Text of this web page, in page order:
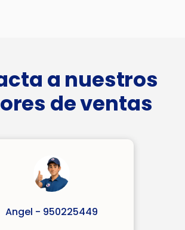
a nuestros
de ventas
Angel - 950225449